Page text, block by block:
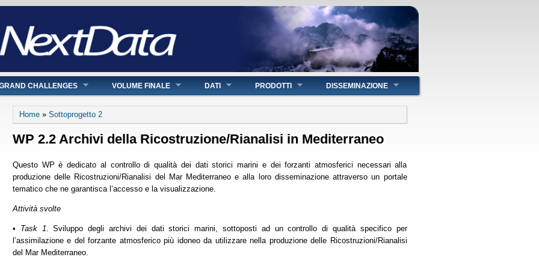
CHALLENGES VOLUME FINALE DATI PRODOTTI DISSEMINAZIONE
Tu sei qui
Home » Sottoprogetto 2
WP 2.2 Archivi della Ricostruzione/Rianalisi in Mediterraneo
Questo WP è dedicato al controllo di qualità dei dati storici marini e dei forzanti atmosferici necessari alla
produzione delle Ricostruzioni/Rianalisi del Mar Mediterraneo e alla loro disseminazione attraverso un portale
tematico che ne garantisca l’accesso e la visualizzazione.
Attività svolte
• Task 1. Sviluppo degli archivi dei dati storici marini, sottoposti ad un controllo di qualità specifico per
l’assimilazione e del forzante atmosferico più idoneo da utilizzare nella produzione delle Ricostruzioni/Rianalisi
del Mar Mediterraneo.